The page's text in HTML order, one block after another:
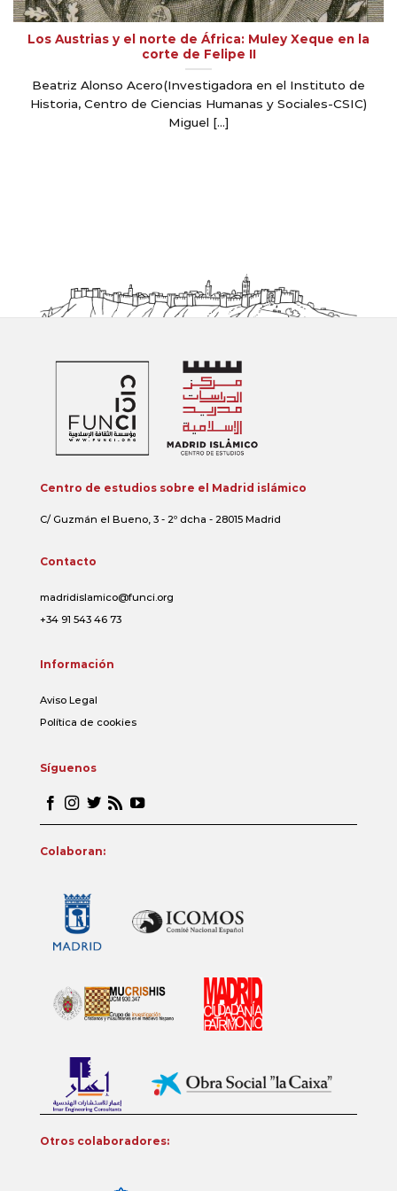
Los Austrias y el norte de África: Muley Xeque en la
corte de Felipe II
Beatriz Alonso Acero(Investigadora en el Instituto de
Historia, Centro de Ciencias Humanas y Sociales-CSIC)
Miguel [...]
Centro de estudios sobre el Madrid islámico
C/ Guzmán el Bueno, 3 - 2º dcha - 28015 Madrid
Contacto
madridislamico@funci.org
+34 91 543 46 73
Información
Aviso Legal
Política de cookies
Síguenos
Colaboran:
Otros colaboradores: